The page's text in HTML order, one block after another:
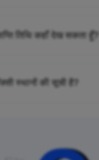
तिथि कहाँ देख सकता हूँ?
स्थानों की सूची है?